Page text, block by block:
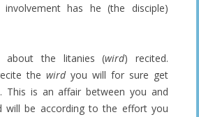
has he (the disciple)
the litanies (wird) recited.
the wird you will for sure get
This is an affair between you and
will be according to the effort you